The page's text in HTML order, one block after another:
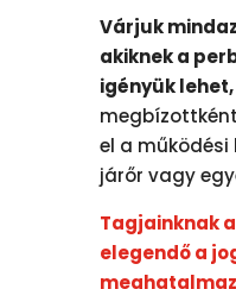
Várjuk
akiknek a
igényük lehet,
el a működési
járőr vagy
Tagjainknak
elegendő a